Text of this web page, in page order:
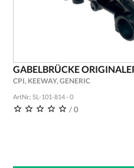
GABELBRÜCKE
CPI, KEEWAY, GENERIC
ArtNr.: SL-101-814 - 0
/ 0